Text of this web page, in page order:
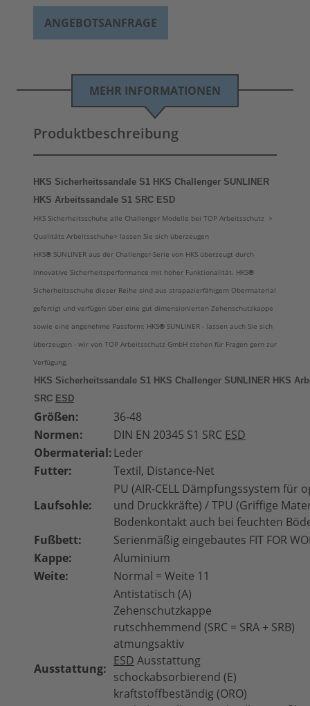
ANGEBOTSANFRAGE
MEHR INFORMATIONEN
Produktbeschreibung
HKS Sicherheitssandale S1 HKS Challenger SUNLINER
HKS Arbeitssandale S1 SRC ESD
HKS Sicherheitsschuhe alle Challenger Modelle bei TOP Arbeitsschutz >
Qualitäts Arbeitsschuhe> lassen Sie sich überzeugen
HKS® SUNLINER aus der Challenger-Serie von HKS überzeugt durch
innovative Sicherheitsperformance mit hoher Funktionalität. HKS®
Sicherheitsschuhe dieser Reihe sind aus strapazierfähigem Obermaterial
gefertigt und verfügen über eine gut dimensionierten Zehenschutzkappe
sowie eine angenehme Passform: HKS® SUNLINER - lassen auch Sie sich
überzeugen - wir von TOP Arbeitsschutz GmbH stehen für Fragen gern zur
Verfügung.
HKS Sicherheitssandale S1 HKS Challenger SUNLINER HKS
SRC ESD
Größen:
36-48
Normen:
DIN EN 20345 S1 SRC ESD
Obermaterial:Leder
Futter:
Textil, Distance-Net
Laufsohle:
PU (AIR-CELL Dämpfungssystem
und Druckkräfte) / TPU (Griffige
Bodenkontakt auch bei feuchten
Fußbett:
Serienmäßig eingebautes FIT FOR
Kappe:
Aluminium
Weite:
Normal = Weite 11
Ausstattung:
Antistatisch (A)
Zehenschutzkappe
rutschhemmend (SRC = SRA + SRB)
atmungsaktiv
ESD Ausstattung
schockabsorbierend (E)
kraftstoffbeständig (ORO)